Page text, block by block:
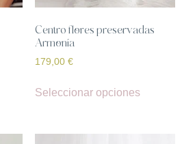
Centro flores preservadas
Armonía
179,00 €
Seleccionar opciones